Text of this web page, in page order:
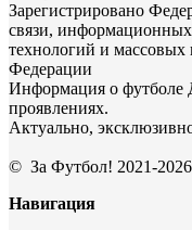
Зарегистрировано
связи, информационных
технологий и
Федерации
Информация о футболе
проявлениях.
Актуально,
© За Футбол! 2021-2026
Навигация